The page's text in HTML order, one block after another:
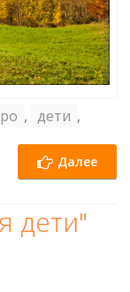
, дети ,
Далее
дети"